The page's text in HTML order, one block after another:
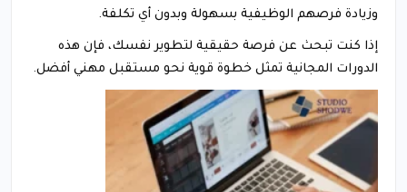
وزيادة فرصهم الوظيفية بسهولة وبدون أي تكلفة.
إذا كنت تبحث عن فرصة حقيقية لتطوير نفسك، فإن هذه
الدورات المجانية تمثل خطوة قوية نحو مستقبل مهني أفضل.